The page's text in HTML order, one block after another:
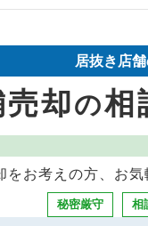
の案件一覧
の案件一覧
件の案件一覧
の案件一覧
売却物件の案件一覧
の案件一覧
売却物件の案件一覧
の案件一覧
の案件一覧
売却物件の案件一覧
の案件一覧
の案件一覧
居抜き店
売却の相
をお考えの方、お気
秘密厳守 相